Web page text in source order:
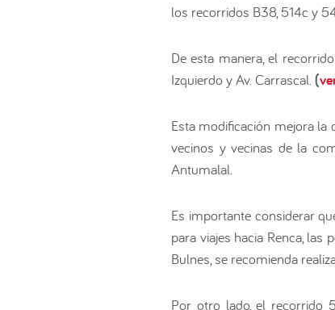
los recorridos B38, 514c y
De esta manera, el
Izquierdo y Av. Carrascal. (
Esta modificación mejora la
vecinos y vecinas de la
Antumalal.
Es importante considerar
para viajes hacia Renca, las
Bulnes, se recomienda
Por otro lado, el recorrido